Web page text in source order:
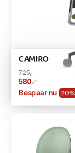
CAMIRO
725,-
580,-
Bespaar nu 20%